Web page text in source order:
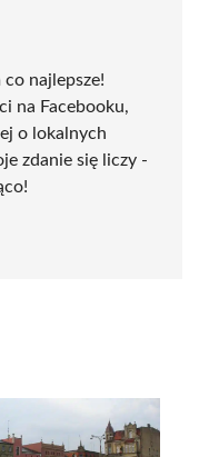
najlepsze!
na Facebooku,
o lokalnych
zdanie się liczy -